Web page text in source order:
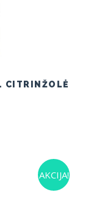
CITRINŽOLĖ
AKCIJA!